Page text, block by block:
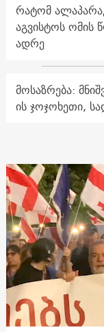
რატომ
აგვისტოს ომის
ადრე
მოსაზრება:
ის ჯოჯოხეთი,